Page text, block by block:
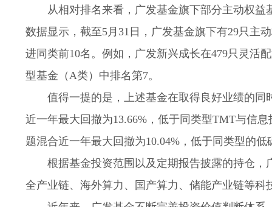
从相对排名来看，广发基金旗下部分主动权
数据显示，截至5月31日，广发基金旗下有29只主
进同类前10名。例如，广发新兴成长在479只灵活
型基金（A类）中排名第7。
值得一提的是，上述基金在取得良好业绩的
近一年最大回撤为13.66%，低于同类型TMT与信
题混合近一年最大回撤为10.04%，低于同类型的
根据基金投资范围以及定期报告披露的持仓
全产业链、海外算力、国产算力、储能产业链等科